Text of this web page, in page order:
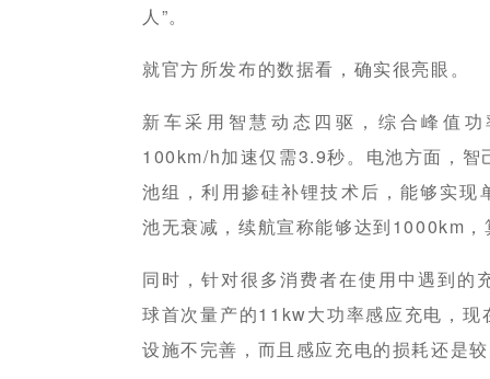
人”。
就官方所发布的数据看，确实很亮眼。
新车采用智慧动态四驱，综合峰值
100km/h加速仅需3.9秒。电池方面，
池组，利用掺硅补锂技术后，能够实
池无衰减，续航宣称能够达到1000km
同时，针对很多消费者在使用中遇到的
球首次量产的11kw大功率感应充电，
设施不完善，而且感应充电的损耗还是